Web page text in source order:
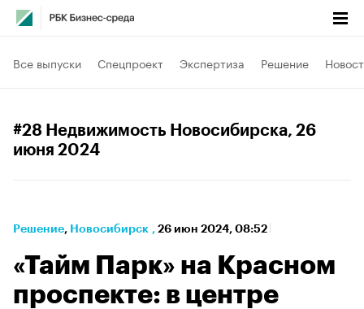
Все выпуски Спецпроект Экспертиза Решение
#28 Недвижимость Новосибирска, 26
июня 2024
Решение⁠, Новосибирск , 26 июн 2024, 08:52
«Тайм Парк» на Красном
проспекте: в центре